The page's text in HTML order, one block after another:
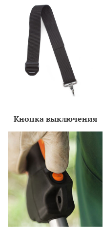
Кнопка выключения